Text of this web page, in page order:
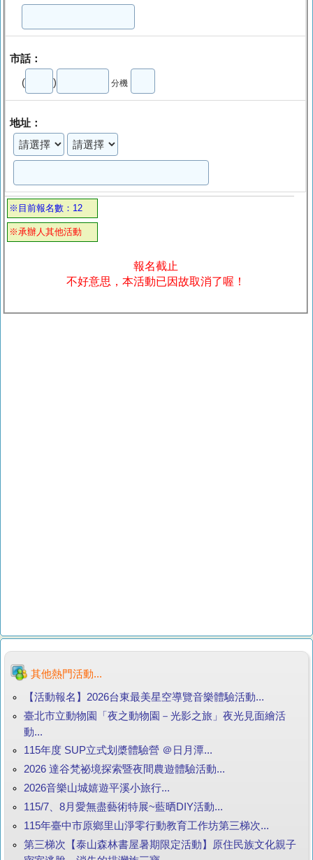
市話：
( ) 分機
地址：
※目前報名數：12
※承辦人其他活動
報名截止
不好意思，本活動已因故取消了喔！
其他熱門活動...
【活動報名】2026台東最美星空導覽音樂體驗活動...
臺北市立動物園「夜之動物園－光影之旅」夜光見面繪活
動...
115年度 SUP立式划槳體驗營 ＠日月潭...
2026 達谷梵祕境探索暨夜間農遊體驗活動...
2026音樂山城嬉遊平溪小旅行...
115/7、8月愛無盡藝術特展~藍晒DIY活動...
115年臺中市原鄉里山淨零行動教育工作坊第三梯次...
第三梯次【泰山森林書屋暑期限定活動】原住民族文化親子